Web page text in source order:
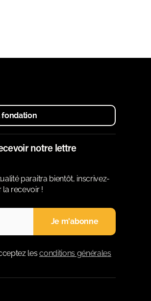
fondation
notre lettre
paraitra bientôt, inscrivez-
recevoir !
lesconditions générales